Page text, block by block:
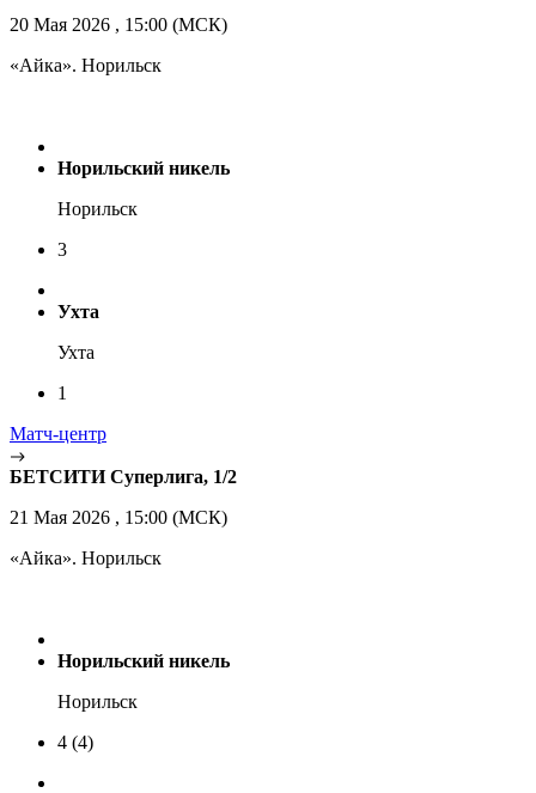
20 Мая 2026 , 15:00 (МСК)
«Айка». Норильск
Норильский никель
Норильск
3
Ухта
Ухта
1
Матч-центр
БЕТСИТИ Суперлига, 1/2
21 Мая 2026 , 15:00 (МСК)
«Айка». Норильск
Норильский никель
Норильск
4 (4)